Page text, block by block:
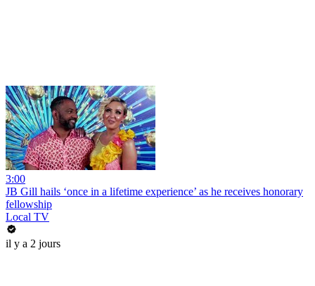
3:00
JB Gill hails ‘once in a lifetime experience’ as he receives honorary
fellowship
Local TV
il y a 2 jours